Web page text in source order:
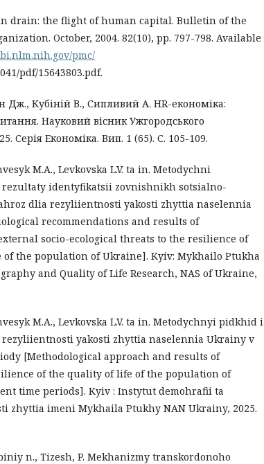
drain: the flight of human capital. Bulletin of the
October, 2004. 82(10), pp. 797-798. Available
pmc/
pdf/15643803.pdf.
Дж., Кубіній В., Сипливий А. HR-економіка:
Науковий вісник Ужгородського
Серія Економіка. Вип. 1 (65). С. 105-109.
M.A., Levkovska L.V. ta in. Metodychni
identyfikatsii zovnishnikh sotsialno-
dlia rezyliientnosti yakosti zhyttia naselennia
recommendations and results of
socio-ecological threats to the resilience of
the population of Ukraine]. Kyiv: Mykhailo Ptukha
and Quality of Life Research, NAS of Ukraine,
M.A., Levkovska L.V. ta in. Metodychnyi pidkhid i
yakosti zhyttia naselennia Ukrainy v
[Methodological approach and results of
of the quality of life of the population of
time periods]. Kyiv : Instytut demohrafii ta
zhyttia imeni Mykhaila Ptukhy NAN Ukrainy, 2025.
n., Tizesh, P. Mekhanizmy transkordonoho